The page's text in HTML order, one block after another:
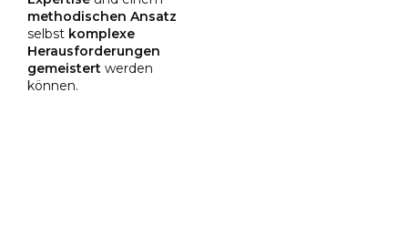
methodischen Ansatz
selbst komplexe
Herausforderungen
gemeistert werden
können.